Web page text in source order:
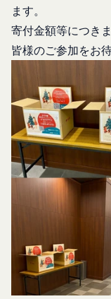
ます。
寄付金額等につき
皆様のご参加をお
行うサービス
ーケティング
客様情報を提
外部サービス
当社は、
その他の外部
を利用した認
社にお客様情
法律上の理由
お客様の居住
段または公的
当社がお客様
が必要になる
当社は、国家
易の実現のた
場合、お客様
会員登録手続
ら当社の指定
本人が行うも
申し込みが行
氏名等を入力
のとみなしま
当社は、会員
れかの事由に
があります。
当社に提供
き虚偽、誤
当該登録
するその他
アカウント
があり、又